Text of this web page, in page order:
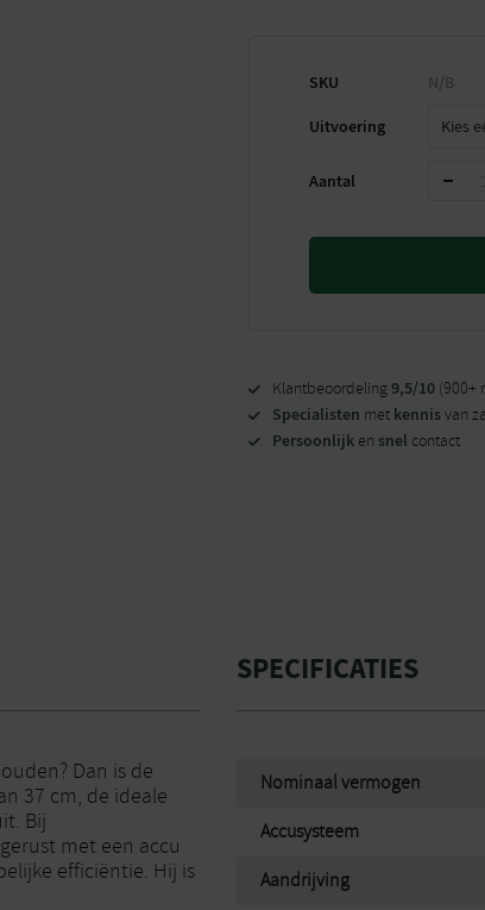
SKU N/B
Uitvoering
Aantal
Klantbeoordeling9,5/10 (900+
Specialisten met kennisvan
Persoonlijk en snel contact
Dan is de
37 cm, de ideale
Bij
met een accu
efficiëntie. Hij is
SPECIFICATIES
Nominaal vermogen
Accusysteem
Aandrijving